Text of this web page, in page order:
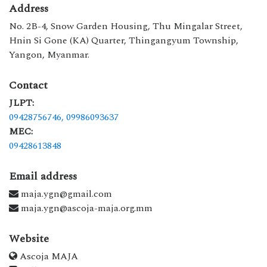
Address
No. 2B-4, Snow Garden Housing, Thu Mingalar Street,
Hnin Si Gone (KA) Quarter, Thingangyum Township,
Yangon, Myanmar.
Contact
JLPT:
09428756746, 09986093637
MEC:
09428613848
Email address
maja.ygn@gmail.com
maja.ygn@ascoja-maja.org.mm
Website
Ascoja MAJA